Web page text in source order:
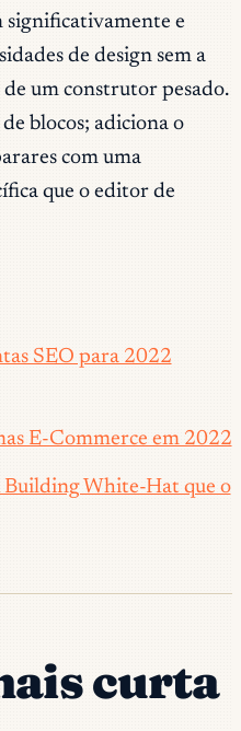
significativamente e
de design sem a
um construtor pesado.
blocos; adiciona o
com uma
que o editor de
SEO para 2022
E-Commerce em 2022
Building White-Hat que o
curta